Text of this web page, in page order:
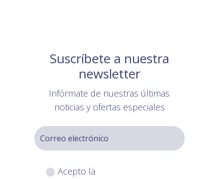
Suscríbete a nuestra
newsletter
Infórmate de nuestras últimas
noticias y ofertas especiales
Acepto la